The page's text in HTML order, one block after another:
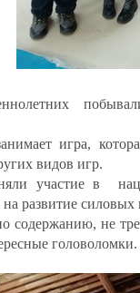
игра,
видов игр.
участие в
развитие силовых
не
головоломки.